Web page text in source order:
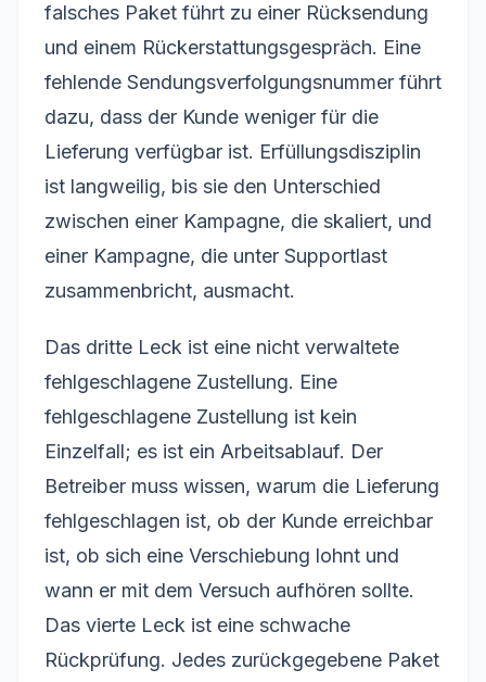
falsches Paket führt zu einer Rücksendung
und einem Rückerstattungsgespräch. Eine
fehlende Sendungsverfolgungsnummer führt
dazu, dass der Kunde weniger für die
Lieferung verfügbar ist. Erfüllungsdisziplin
ist langweilig, bis sie den Unterschied
zwischen einer Kampagne, die skaliert, und
einer Kampagne, die unter Supportlast
zusammenbricht, ausmacht.
Das dritte Leck ist eine nicht verwaltete
fehlgeschlagene Zustellung. Eine
fehlgeschlagene Zustellung ist kein
Einzelfall; es ist ein Arbeitsablauf. Der
Betreiber muss wissen, warum die Lieferung
fehlgeschlagen ist, ob der Kunde erreichbar
ist, ob sich eine Verschiebung lohnt und
wann er mit dem Versuch aufhören sollte.
Das vierte Leck ist eine schwache
Rückprüfung. Jedes zurückgegebene Paket